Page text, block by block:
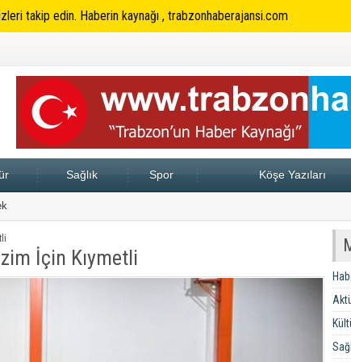
takip edin. Haberin kaynağı , trabzonhaberajansi.com
Sağlık Spor Köşe Yazıları
MÜCADELE RUHUDUR
İçin Kıymetli